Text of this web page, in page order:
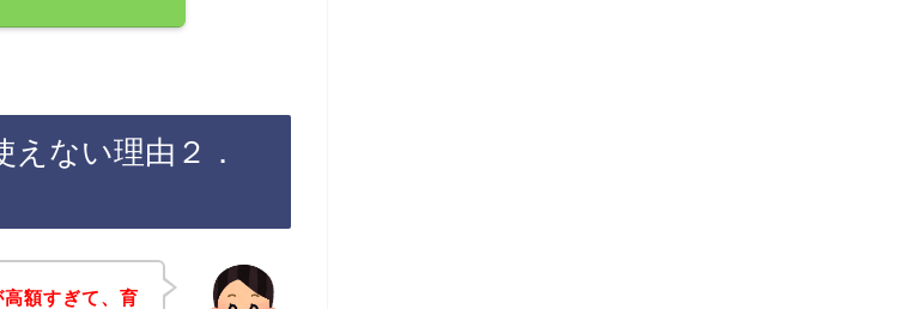
ない理由２．
額すぎて、育